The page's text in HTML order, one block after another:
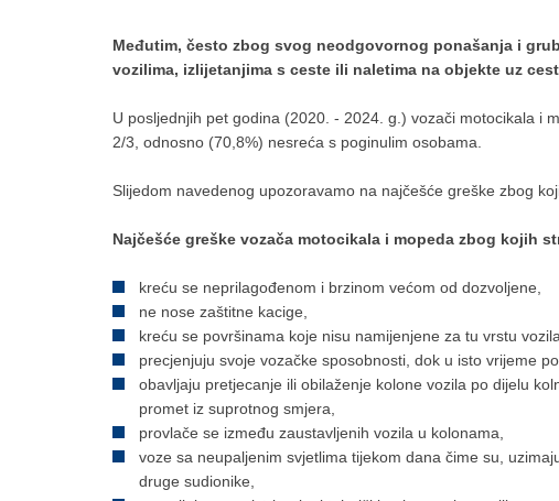
Međutim, često zbog svog neodgovornog ponašanja i
vozilima, izlijetanjima s ceste ili naletima na objekte uz
U posljednjih pet godina (2020. - 2024. g.) vozači motocikala i
2/3, odnosno (70,8%) nesreća s poginulim osobama.
Slijedom navedenog upozoravamo na najčešće greške zbog
Najčešće greške vozača motocikala i mopeda zbog kojih
kreću se neprilagođenom i brzinom većom od dozvoljene,
ne nose zaštitne kacige,
kreću se površinama koje nisu namijenjene za tu vrstu vozila,
precjenjuju svoje vozačke sposobnosti, dok u isto vrijeme
obavljaju pretjecanje ili obilaženje kolone vozila po dijelu
promet iz suprotnog smjera,
provlače se između zaustavljenih vozila u kolonama,
voze sa neupaljenim svjetlima tijekom dana čime su,
druge sudionike,